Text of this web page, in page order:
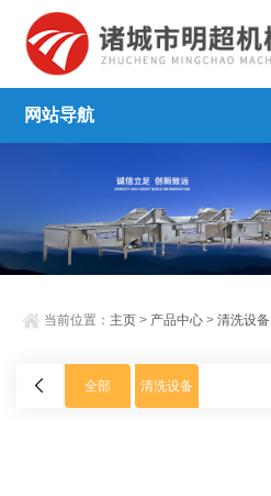
网站导航
当前位置： 主页 > 产品中心 >清洗设备
全部 清洗设备